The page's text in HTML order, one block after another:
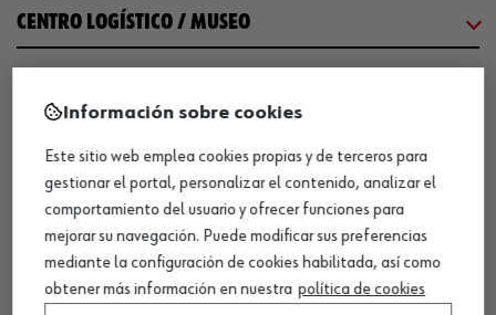
CENTRO LOGÍSTICO / MUSEO
COMUNICACIÓN
WORKINWÜRTH
NUESTROS CERTIFICADOS
Información sobre cookies
Este sitio web emplea cookies propias y de terceros para
gestionar el portal, personalizar el contenido, analizar el
comportamiento del usuario y ofrecer funciones para
mejorar su navegación. Puede modificar sus preferencias
mediante la configuración de cookies habilitada, así como
obtener más información en nuestra política de cookies